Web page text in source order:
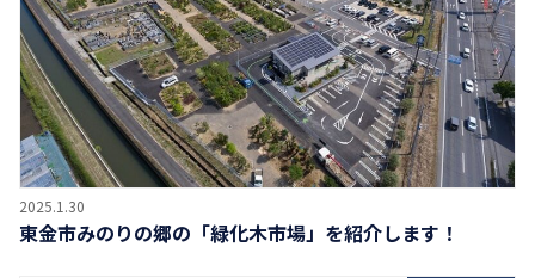
2025.1.30
東金市みのりの郷の「緑化木市場」を紹介します！